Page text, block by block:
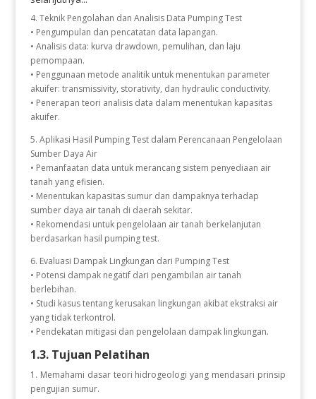
4. Teknik Pengolahan dan Analisis Data Pumping Test
• Pengumpulan dan pencatatan data lapangan.
• Analisis data: kurva drawdown, pemulihan, dan laju
pemompaan.
• Penggunaan metode analitik untuk menentukan parameter
akuifer: transmissivity, storativity, dan hydraulic conductivity.
• Penerapan teori analisis data dalam menentukan kapasitas
akuifer.
5. Aplikasi Hasil Pumping Test dalam Perencanaan Pengelolaan
Sumber Daya Air
• Pemanfaatan data untuk merancang sistem penyediaan air
tanah yang efisien.
• Menentukan kapasitas sumur dan dampaknya terhadap
sumber daya air tanah di daerah sekitar.
• Rekomendasi untuk pengelolaan air tanah berkelanjutan
berdasarkan hasil pumping test.
6. Evaluasi Dampak Lingkungan dari Pumping Test
• Potensi dampak negatif dari pengambilan air tanah
berlebihan.
• Studi kasus tentang kerusakan lingkungan akibat ekstraksi air
yang tidak terkontrol.
• Pendekatan mitigasi dan pengelolaan dampak lingkungan.
1.3. Tujuan Pelatihan
1. Memahami dasar teori hidrogeologi yang mendasari prinsip
pengujian sumur.